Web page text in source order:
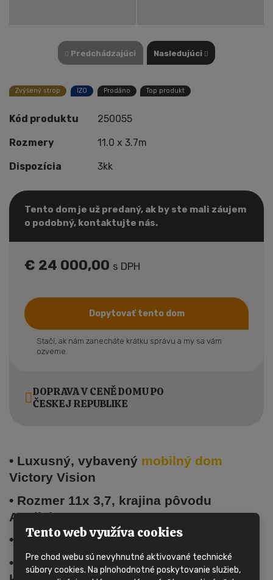
Predchádzajúci Nasledujúci
Zvýšený strop IZO Prodáno Top produkt
Kód produktu 250055
Rozmery 11.0 x 3.7m
Dispozícia 3kk
Tento dom je už predaný, ak by ste mali záujem
o podobný, kontaktujte nás.
€ 24 000,00 s DPH
Dopytovať tento dom
Stačí, ak nám zanecháte krátku správu a my sa vám
ozveme.
DOPRAVA V CENĚ DOMU PO
ČESKEJ REPUBLIKE
• Luxusný, vybavený mobilný dom
Victory Vision
• Rozmer 11x 3,7, krajina pôvodu
Anglicka
• Tentomobilný dommá jeden vchod
• Vykurovanie je riešené plynovým
Tento web využíva cookies
Pre chod webu sú nevyhnutné aktivované technické
súbory cookies. Na plnohodnotné poskytovanie služieb,